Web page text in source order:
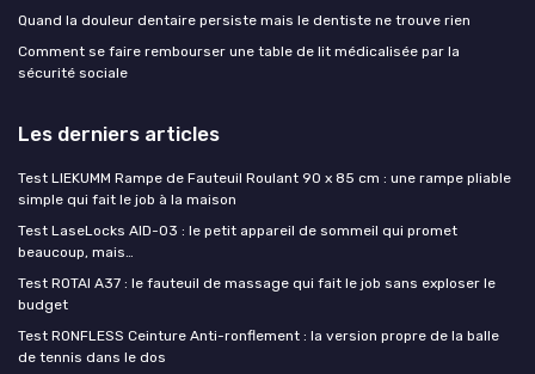
Quand la douleur dentaire persiste mais le dentiste ne trouve rien
Comment se faire rembourser une table de lit médicalisée par la
sécurité sociale
Les derniers articles
Test LIEKUMM Rampe de Fauteuil Roulant 90 x 85 cm : une rampe pliable
simple qui fait le job à la maison
Test LaseLocks AID-03 : le petit appareil de sommeil qui promet
beaucoup, mais…
Test ROTAI A37 : le fauteuil de massage qui fait le job sans exploser le
budget
Test RONFLESS Ceinture Anti-ronflement : la version propre de la balle
de tennis dans le dos